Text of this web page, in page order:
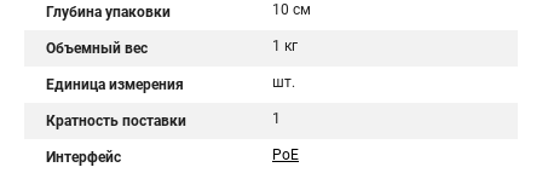
Глубина упаковки 10 см
Объемный вес 1 кг
Единица измерения шт.
Кратность поставки 1
Интерфейс PoE